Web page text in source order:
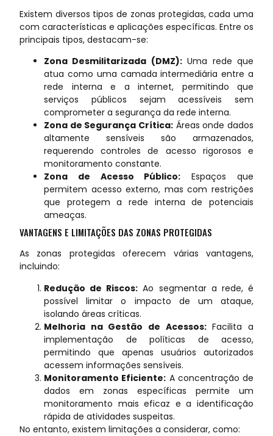
Existem diversos tipos de zonas protegidas, cada uma
com características e aplicações específicas. Entre os
principais tipos, destacam-se:
Zona Desmilitarizada (DMZ):Uma rede que
atua como uma camada intermediária entre a
rede interna e a internet, permitindo que
serviços públicos sejam acessíveis sem
comprometer a segurança da rede interna.
Zona de Segurança Crítica: Áreas onde dados
altamente sensíveis são armazenados,
requerendo controles de acesso rigorosos e
monitoramento constante.
Zona de Acesso Público: Espaços que
permitem acesso externo, mas com restrições
que protegem a rede interna de potenciais
ameaças.
VANTAGENS E LIMITAÇÕES DAS ZONAS PROTEGIDAS
As zonas protegidas oferecem várias vantagens,
incluindo:
Redução de Riscos: Ao segmentar a rede, é
possível limitar o impacto de um ataque,
isolando áreas críticas.
Melhoria na Gestão de Acessos:Facilita a
implementação de políticas de acesso,
permitindo que apenas usuários autorizados
acessem informações sensíveis.
Monitoramento Eficiente: A concentração de
dados em zonas específicas permite um
monitoramento mais eficaz e a identificação
rápida de atividades suspeitas.
No entanto, existem limitações a considerar, como: